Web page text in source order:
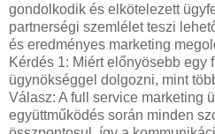
gondolkodik és elkötelezett
partnerségi szemlélet teszi
és eredményes marketing
Kérdés 1: Miért előnyösebb egy
ügynökséggel dolgozni, mint
Válasz: A full service marketing
együttműködés során minden